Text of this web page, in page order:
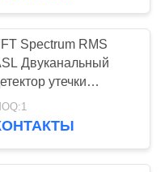
Spectrum RMS
Двуканальный
утечки
волн